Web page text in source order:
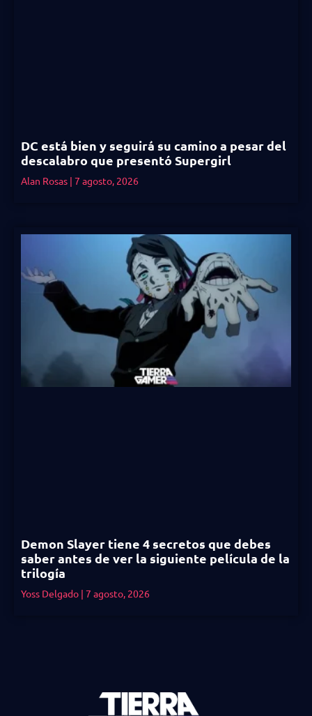
DC está bien y seguirá su camino a pesar del
descalabro que presentó Supergirl
Alan Rosas 7 agosto, 2026
Demon Slayer tiene 4 secretos que debes
saber antes de ver la siguiente película de la
trilogía
Yoss Delgado 7 agosto, 2026